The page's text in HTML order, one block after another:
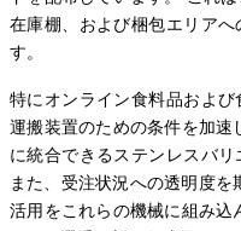
在庫棚、および梱包エリア
す。
特にオンライン食料品およ
運搬装置のための条件を加速
に統合できるステンレスバリ
また、受注状況への透明度
活用をこれらの機械に組み込